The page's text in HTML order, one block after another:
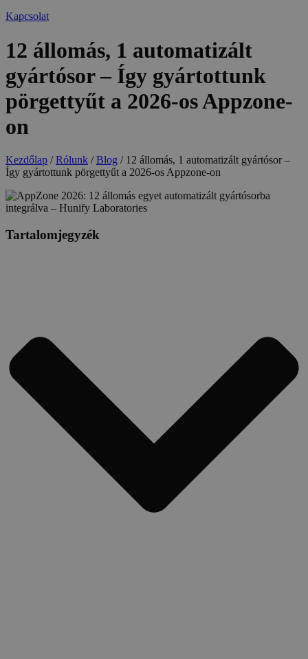
Kapcsolat
12 állomás, 1 automatizált
gyártósor – Így gyártottunk
pörgettyűt a 2026-os Appzone-
on
Kezdőlap /Rólunk /Blog / 12 állomás, 1 automatizált gyártósor –
Így gyártottunk pörgettyűt a 2026-os Appzone-on
Tartalomjegyzék